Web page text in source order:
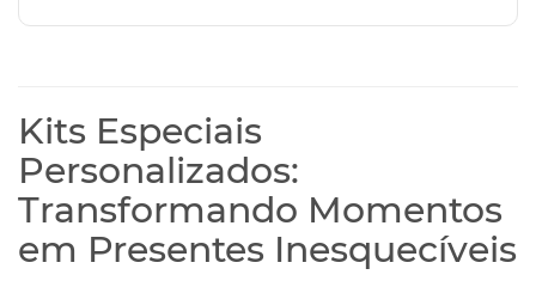
Kits Especiais
Personalizados:
Transformando Momentos
em Presentes Inesquecíveis